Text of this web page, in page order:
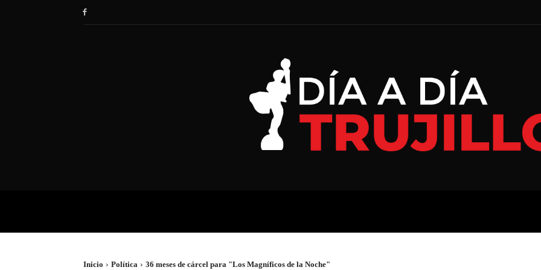
Inicio Política 36 meses de cárcel para "Los Magníficos de la Noche"